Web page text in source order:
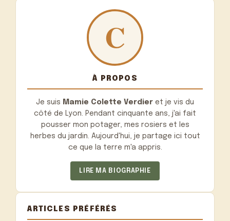
À PROPOS
Je suis Mamie Colette Verdier et je vis du
côté de Lyon. Pendant cinquante ans, j'ai fait
pousser mon potager, mes rosiers et les
herbes du jardin. Aujourd'hui, je partage ici tout
ce que la terre m'a appris.
LIRE MA BIOGRAPHIE
ARTICLES PRÉFÉRÉS